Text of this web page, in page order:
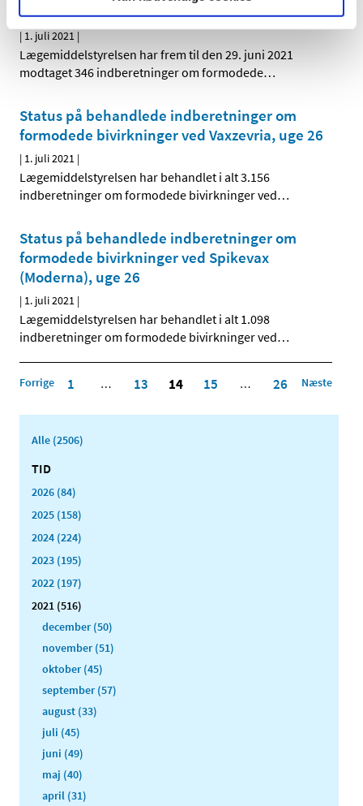
Janssen (Johnson & Johnson), uge 26
| 1. juli 2021 |
Lægemiddelstyrelsen har frem til den 29. juni 2021
modtaget 346 indberetninger om formodede…
Status på behandlede indberetninger om
formodede bivirkninger ved Vaxzevria, uge 26
| 1. juli 2021 |
Lægemiddelstyrelsen har behandlet i alt 3.156
indberetninger om formodede bivirkninger ved…
Status på behandlede indberetninger om
formodede bivirkninger ved Spikevax
(Moderna), uge 26
| 1. juli 2021 |
Lægemiddelstyrelsen har behandlet i alt 1.098
indberetninger om formodede bivirkninger ved…
Forrige 1 … 13 14 15 … 26 Næste
Alle (2506)
TID
2026 (84)
2025 (158)
2024 (224)
2023 (195)
2022 (197)
2021 (516)
december (50)
november (51)
oktober (45)
september (57)
august (33)
juli (45)
juni (49)
maj (40)
april (31)